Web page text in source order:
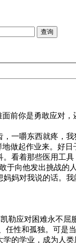
前你是勇敢应对
一嚼东西就疼，
做起作业来。好
看着那些医用工
向他发出挑战的
妈妈对我说的话
勒应对困难永不屈
性和孤独。可是
的学业，成为人类